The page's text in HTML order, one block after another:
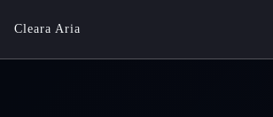
Cleara Aria